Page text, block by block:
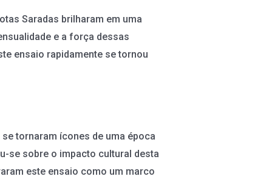
Saradas brilharam em uma
e a força dessas
ensaio rapidamente se tornou
tornaram ícones de uma época
se sobre o impacto cultural desta
este ensaio como um marco